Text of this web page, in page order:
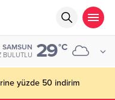
SAMSUN
BULUTLU 29°C
yüzde 50 indirim